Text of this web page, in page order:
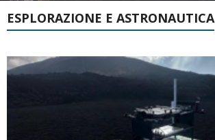
ESPLORAZIONE E ASTRONAUTICA